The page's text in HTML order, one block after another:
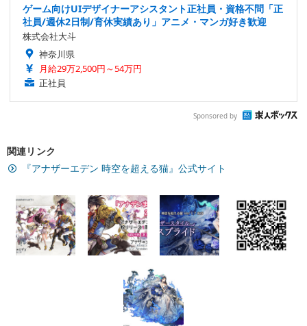
ゲーム向けUIデザイナーアシスタント正社員・資格不問「正
社員/週休2日制/育休実績あり」アニメ・マンガ好き歓迎
株式会社大斗
神奈川県
月給29万2,500円～54万円
正社員
Sponsored by
関連リンク
『アナザーエデン 時空を超える猫』公式サイト